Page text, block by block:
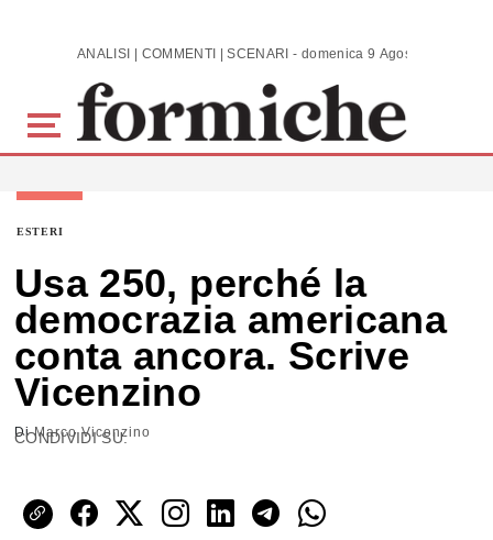
Skip to main content ANALISI | COMMENTI | SCENARI - domenica 9 Agosto 2026
ESTERI
Usa 250, perché la
democrazia americana
conta ancora. Scrive
Vicenzino
DiMarco Vicenzino
CONDIVIDI SU: